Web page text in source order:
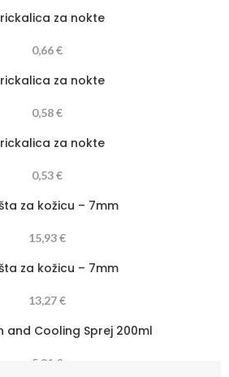
za nokte
0,66€
za nokte
0,58€
za nokte
0,53€
za kožicu – 7mm
15,93€
za kožicu – 7mm
13,27€
and Cooling Sprej 200ml
5,31 €